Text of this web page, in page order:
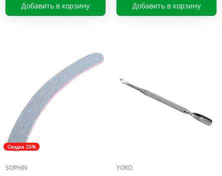
Добавить в корзину Добавить в корзину
Скидка 25%
SOPHIN YOKO